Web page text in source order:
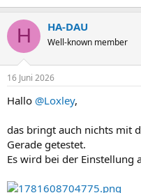
H HA-DAU
Well-known member
16 Juni 2026
Hallo @Loxley,
das bringt auch nichts mit
Gerade getestet.
Es wird bei der Einstellung